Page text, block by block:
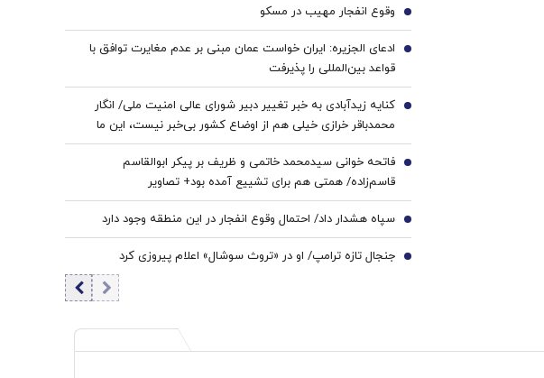
وقوع انفجار مهیب در مسکو 5
ادعای الجزیره: ایران خواست عمان مبنی بر عدم مغایرت توافق با
قواعد بین‌المللی را پذیرفت
6
کنایه زیدآبادی به خبر تغییر دبیر شورای عالی امنیت ملی/ انگار
محمدباقر خرازی خیلی هم از اوضاع کشور بی‌خبر نیست، این ما
هستیم که بی‌خبریم
7
فاتحه خوانی سیدمحمد خاتمی و ظریف بر پیکر ابوالقاسم
قاسم‌زاده/ همتی هم برای تشییع آمده بود+ تصاویر
8
سپاه هشدار داد/ احتمال وقوع انفجار در این منطقه وجود دارد 9
جنجال تازه ترامپ/ او در «تروث سوشال» اعلام پیروزی کرد 10